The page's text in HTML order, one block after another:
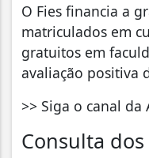
O Fies financia a
matriculados em
gratuitos em
avaliação positiva
>> Siga o canal da
Consulta